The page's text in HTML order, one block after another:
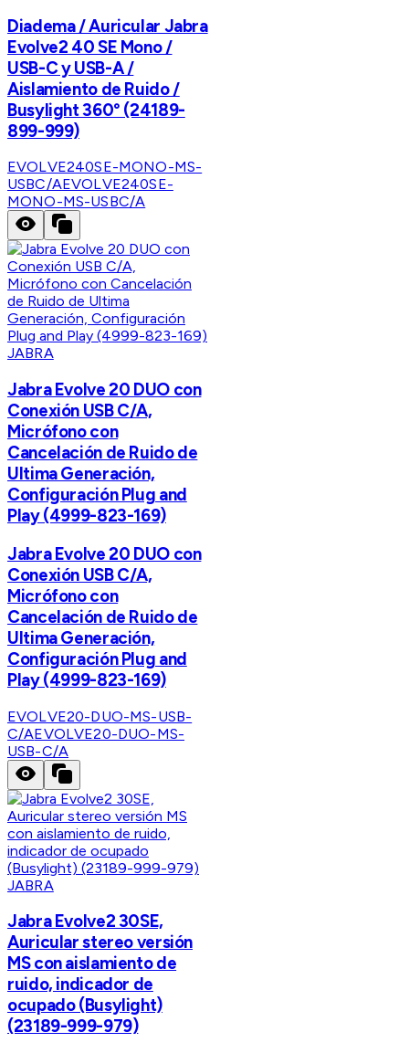
Diadema / Auricular Jabra
Evolve2 40 SE Mono /
USB-C y USB-A /
Aislamiento de Ruido /
Busylight 360° (24189-
899-999)
EVOLVE240SE-MONO-MS-
USBC/AEVOLVE240SE-
MONO-MS-USBC/A
JABRA
Jabra Evolve 20 DUO con
Conexión USB C/A,
Micrófono con
Cancelación de Ruido de
Ultima Generación,
Configuración Plug and
Play (4999-823-169)
Jabra Evolve 20 DUO con
Conexión USB C/A,
Micrófono con
Cancelación de Ruido de
Ultima Generación,
Configuración Plug and
Play (4999-823-169)
EVOLVE20-DUO-MS-USB-
C/AEVOLVE20-DUO-MS-
USB-C/A
JABRA
Jabra Evolve2 30SE,
Auricular stereo versión
MS con aislamiento de
ruido, indicador de
ocupado (Busylight)
(23189-999-979)